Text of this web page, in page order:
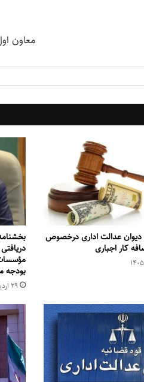
معاون
عدالت اداری درخصوص
کار اجباری
۲۹ اردیبهشت‌ماه ۱۴۰۵